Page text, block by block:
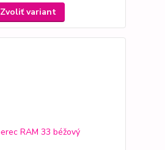
Zvoliť variant